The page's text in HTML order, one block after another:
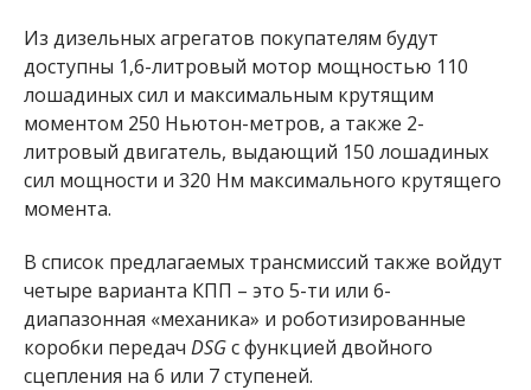
Из дизельных агрегатов покупателям будут
доступны 1,6-литровый мотор мощностью 110
лошадиных сил и максимальным крутящим
моментом 250 Ньютон-метров, а также 2-
литровый двигатель, выдающий 150 лошадиных
сил мощности и 320 Нм максимального крутящего
момента.
В список предлагаемых трансмиссий также войдут
четыре варианта КПП – это 5-ти или 6-
диапазонная «механика» и роботизированные
коробки передач DSGс функцией двойного
сцепления на 6 или 7 ступеней.